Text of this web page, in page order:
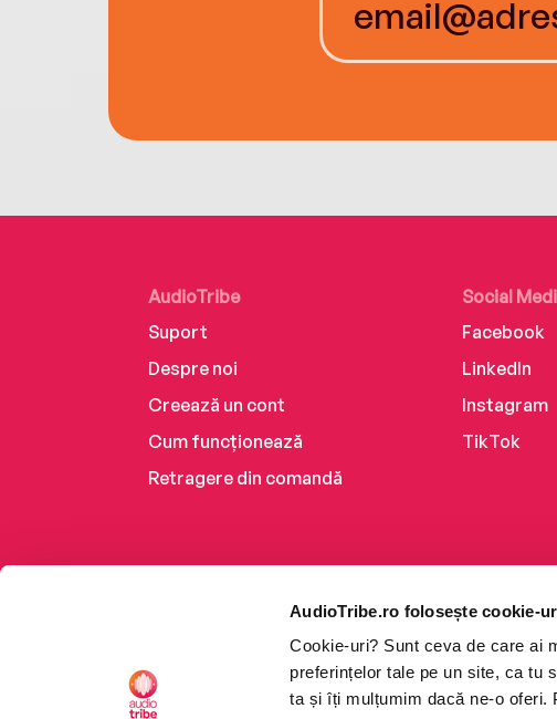
AudioTribe.ro folosește cookie-
Cookie-uri? Sunt ceva de care ai
preferințelor tale pe un site, ca tu
ta și îți mulțumim dacă ne-o oferi.
AudioTribe
Suport
Despre noi
Creează un cont
Cum funcționează
Retragere din comandă
Social
Facebook
LinkedIn
Instagram
TikTok